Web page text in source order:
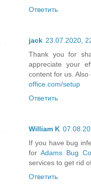
Ответить
jack 23.07.2020,
Thank you for
appreciate your
content for us. Also
office.com/setup
Ответить
William K
If you have bug
for Adams Bug
services to get rid
Ответить